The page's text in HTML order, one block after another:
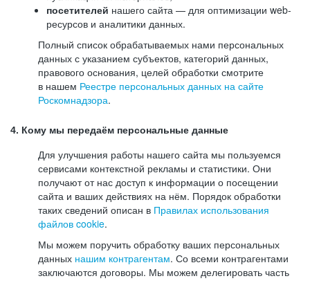
посетителей нашего сайта — для оптимизации web-
ресурсов и аналитики данных.
Полный список обрабатываемых нами персональных
данных с указанием субъектов, категорий данных,
правового основания, целей обработки смотрите
в нашем Реестре персональных данных на сайте
Роскомнадзора.
4. Кому мы передаём персональные данные
Для улучшения работы нашего сайта мы пользуемся
сервисами контекстной рекламы и статистики. Они
получают от нас доступ к информации о посещении
сайта и ваших действиях на нём. Порядок обработки
таких сведений описан в Правилах использования
файлов cookie.
Мы можем поручить обработку ваших персональных
данных нашим контрагентам. Со всеми контрагентами
заключаются договоры. Мы можем делегировать часть